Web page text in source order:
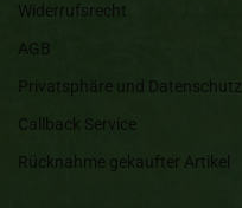
Widerrufsrecht
AGB
Privatsphäre und Datenschutz
Callback Service
Rücknahme gekaufter Artikel